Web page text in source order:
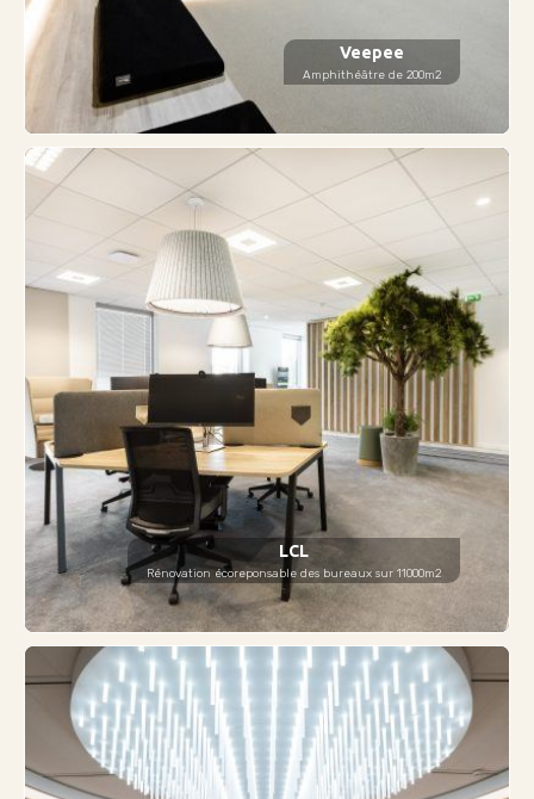
Veepee
Amphithéâtre de 200m2
LCL
Rénovation écoreponsable des bureaux sur 11000m2